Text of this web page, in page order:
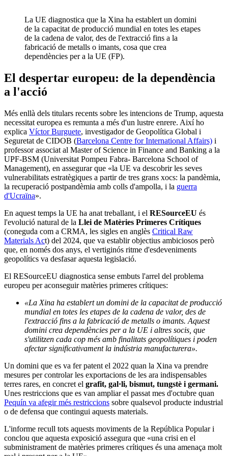
La UE diagnostica que la Xina ha establert un domini
de la capacitat de producció mundial en totes les etapes
de la cadena de valor, des de l'extracció fins a la
fabricació de metalls o imants, cosa que crea
dependències per a la UE (FP).
El despertar europeu: de la dependència
a l'acció
Més enllà dels titulars recents sobre les intencions de Trump, aquesta
necessitat europea es remunta a més d'un lustre enrere. Així ho
explica Víctor Burguete, investigador de Geopolítica Global i
Seguretat de CIDOB (Barcelona Centre for International Affairs) i
professor associat al Master of Science in Finance and Banking a la
UPF-BSM (Universitat Pompeu Fabra- Barcelona School of
Management), en assegurar que «la UE va descobrir les seves
vulnerabilitats estratègiques a partir de tres grans xocs: la pandèmia,
la recuperació postpandèmia amb colls d'ampolla, i la guerra
d'Ucraïna».
En aquest temps la UE ha anat treballant, i el RESourceEU és
l'evolució natural de la Llei de Matèries Primeres Crítiques
(coneguda com a CRMA, les sigles en anglès Critical Raw
Materials Act) del 2024, que va establir objectius ambiciosos però
que, en només dos anys, el vertiginós ritme d'esdeveniments
geopolítics va desfasar aquesta legislació.
El RESourceEU diagnostica sense embuts l'arrel del problema
europeu per aconseguir matèries primeres crítiques:
«La Xina ha establert un domini de la capacitat de producció
mundial en totes les etapes de la cadena de valor, des de
l'extracció fins a la fabricació de metalls o imants. Aquest
domini crea dependències per a la UE i altres socis, que
s'utilitzen cada cop més amb finalitats geopolítiques i poden
afectar significativament la indústria manufacturera».
Un domini que es va fer patent el 2022 quan la Xina va prendre
mesures per controlar les exportacions de les ara indispensables
terres rares, en concret el grafit, gal·li, bismut, tungstè i germani.
Unes restriccions que es van ampliar el passat mes d'octubre quan
Pequín va afegir més restriccions sobre qualsevol producte industrial
o de defensa que contingui aquests materials.
L'informe recull tots aquests moviments de la República Popular i
conclou que aquesta exposició assegura que «una crisi en el
subministrament de matèries primeres crítiques és una amenaça molt